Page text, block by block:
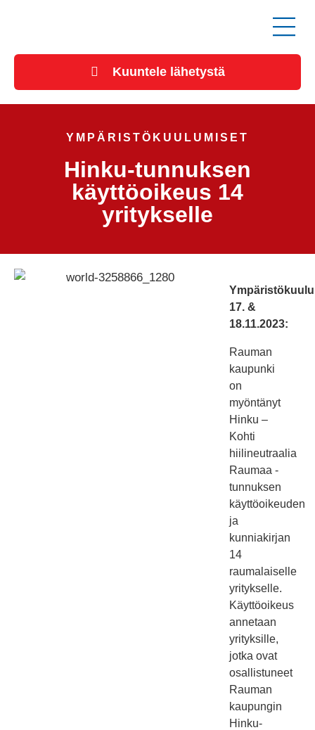
Kuuntele lähetystä
YMPÄRISTÖKUULUMISET
Hinku-tunnuksen
käyttöoikeus 14
yritykselle
17. &
18.11.2023:
Rauman
kaupunki
on
myöntänyt
Hinku –
Kohti
hiilineutraalia
Raumaa -
tunnuksen
käyttöoikeuden
ja
kunniakirjan
14
raumalaiselle
yritykselle.
Käyttöoikeus
annetaan
yrityksille,
jotka ovat
osallistuneet
Rauman
kaupungin
Hinku-